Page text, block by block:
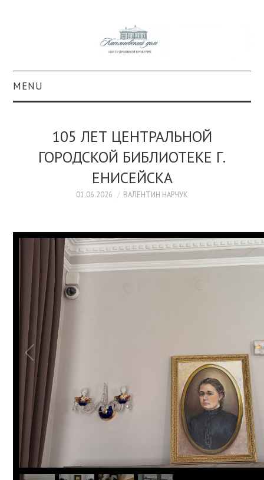
MENU
КОЛЛЕКЦИИ
ОБРАЗОВАНИЕ
ПРОСВЕЩЕНИЕ
105 ЛЕТ ЦЕНТРАЛЬНОЙ
ГОРОДСКОЙ БИБЛИОТЕКЕ Г.
ЕНИСЕЙСКА
01.06.2026 ВАЛЕНТИН НАРЧУК